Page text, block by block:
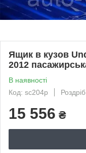
Ящик в кузов
2012
В наявності
Код: sc204p
Роздріб
15 556 ₴